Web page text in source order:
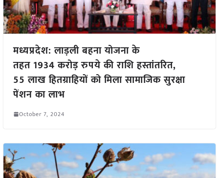
मध्यप्रदेश: लाड़ली बहना योजना के
तहत 1934 करोड़ रुपये की राशि हस्तांतरित,
55 लाख हितग्राहियों को मिला सामाजिक सुरक्षा
पेंशन का लाभ
October 7, 2024